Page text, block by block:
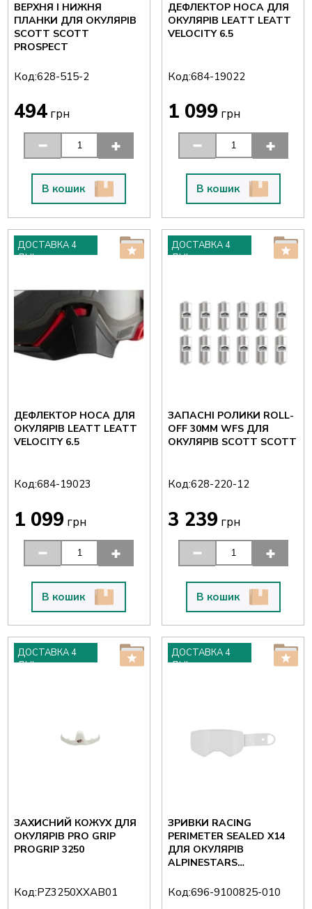
ВЕРХНЯ І НИЖНЯ
ПЛАНКИ ДЛЯ ОКУЛЯРІВ
SCOTT SCOTT
PROSPECT
Код:628-515-2
494грн
В кошик
ДЕФЛЕКТОР НОСА ДЛЯ
ОКУЛЯРІВ LEATT LEATT
VELOCITY 6.5
Код:684-19022
1 099 грн
В кошик
ДОСТАВКА 4
ДНІ
ДЕФЛЕКТОР НОСА ДЛЯ
ОКУЛЯРІВ LEATT LEATT
VELOCITY 6.5
Код:684-19023
1 099грн
В кошик
ДОСТАВКА 4
ДНІ
ЗАПАСНІ РОЛИКИ ROLL-
OFF 30ММ WFS ДЛЯ
ОКУЛЯРІВ SCOTT SCOTT
Код:628-220-12
3 239 грн
В кошик
ДОСТАВКА 4
ДНІ
ЗАХИСНИЙ КОЖУХ ДЛЯ
ОКУЛЯРІВ PRO GRIP
PROGRIP 3250
Код:PZ3250XXAB01
ДОСТАВКА 4
ДНІ
ЗРИВКИ RACING
PERIMETER SEALED X14
ДЛЯ ОКУЛЯРІВ
ALPINESTARS
SUPERTECH
Код:696-9100825-010